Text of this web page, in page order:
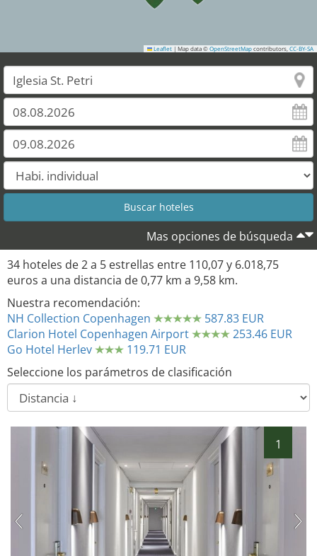
Leaflet | Map data © OpenStreetMap contributors, CC-BY-SA
Mas opciones de búsqueda
34 hoteles de2a 5 estrellas entre 110,07y 6.018,75
euros a una distancia de0,77 km a 9,58 km.
Nuestra recomendación:
NH Collection Copenhagen
587.83 EUR
Clarion Hotel Copenhagen Airport
253.46 EUR
Go Hotel Herlev
119.71 EUR
Seleccione los parámetros de clasificación
1